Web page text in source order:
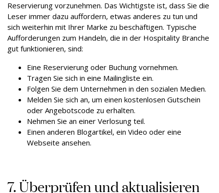
Reservierung vorzunehmen. Das Wichtigste ist, dass Sie die
Leser immer dazu auffordern, etwas anderes zu tun und
sich weiterhin mit Ihrer Marke zu beschäftigen. Typische
Aufforderungen zum Handeln, die in der Hospitality Branche
gut funktionieren, sind:
Eine Reservierung oder Buchung vornehmen.
Tragen Sie sich in eine Mailingliste ein.
Folgen Sie dem Unternehmen in den sozialen Medien.
Melden Sie sich an, um einen kostenlosen Gutschein
oder Angebotscode zu erhalten.
Nehmen Sie an einer Verlosung teil.
Einen anderen Blogartikel, ein Video oder eine
Webseite ansehen.
7. Überprüfen und aktualisieren